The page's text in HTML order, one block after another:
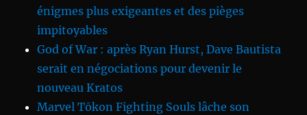
énigmes plus exigeantes et des pièges
impitoyables
God of War : après Ryan Hurst, Dave Bautista
serait en négociations pour devenir le
nouveau Kratos
Marvel Tōkon Fighting Souls lâche son